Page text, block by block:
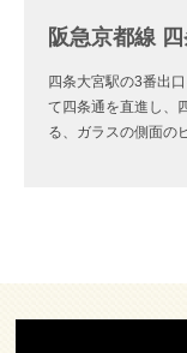
阪急京都線
四条大宮駅の3番出
て四条通を直進し、
る、ガラスの側面の